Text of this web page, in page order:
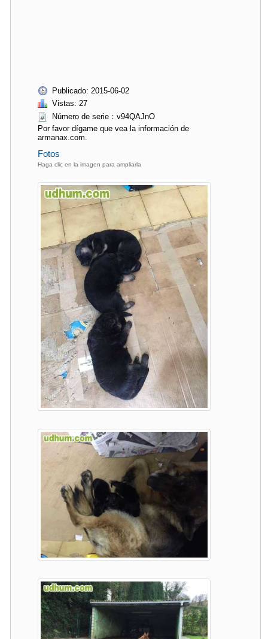
Publicado: 2015-06-02
Vistas: 27
Número de serie：v94QAJnO
Por favor dígame que vea la información de
armanax.com.
Fotos
Haga clic en la imagen para ampliarla